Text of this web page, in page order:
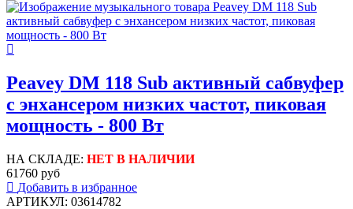
Peavey DM 118 Sub активный сабвуфер
с энхансером низких частот, пиковая
мощность - 800 Вт
НА СКЛАДЕ: НЕТ В НАЛИЧИИ
61760 руб
Добавить в избранное
АРТИКУЛ: 03614782